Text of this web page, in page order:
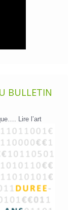
BULLETIN
Lire l’art